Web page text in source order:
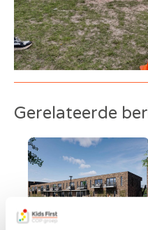
Gerelateerde